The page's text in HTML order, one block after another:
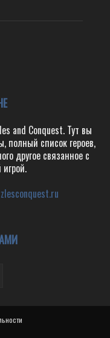
and Conquest. Тут вы
полный список героев,
другое связанное с